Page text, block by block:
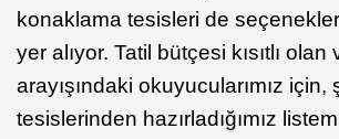
konaklama tesisleri de
yer alıyor. Tatil bütçesi kısıtlı olan
arayışındaki okuyucularımız için,
tesislerinden hazırladığımız